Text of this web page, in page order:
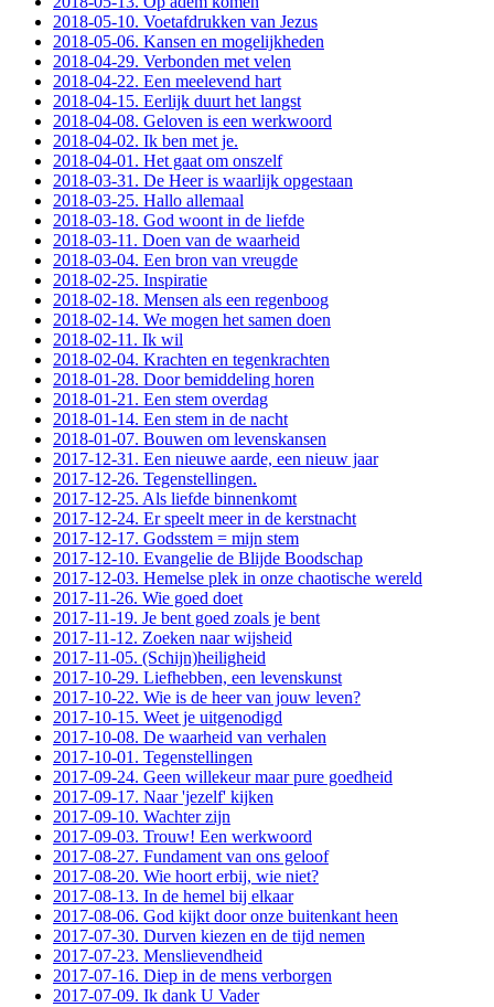
2018-05-10. Voetafdrukken van Jezus
2018-05-06. Kansen en mogelijkheden
2018-04-29. Verbonden met velen
2018-04-22. Een meelevend hart
2018-04-15. Eerlijk duurt het langst
2018-04-08. Geloven is een werkwoord
2018-04-02. Ik ben met je.
2018-04-01. Het gaat om onszelf
2018-03-31. De Heer is waarlijk opgestaan
2018-03-25. Hallo allemaal
2018-03-18. God woont in de liefde
2018-03-11. Doen van de waarheid
2018-03-04. Een bron van vreugde
2018-02-25. Inspiratie
2018-02-18. Mensen als een regenboog
2018-02-14. We mogen het samen doen
2018-02-11. Ik wil
2018-02-04. Krachten en tegenkrachten
2018-01-28. Door bemiddeling horen
2018-01-21. Een stem overdag
2018-01-14. Een stem in de nacht
2018-01-07. Bouwen om levenskansen
2017-12-31. Een nieuwe aarde, een nieuw jaar
2017-12-26. Tegenstellingen.
2017-12-25. Als liefde binnenkomt
2017-12-24. Er speelt meer in de kerstnacht
2017-12-17. Godsstem = mijn stem
2017-12-10. Evangelie de Blijde Boodschap
2017-12-03. Hemelse plek in onze chaotische wereld
2017-11-26. Wie goed doet
2017-11-19. Je bent goed zoals je bent
2017-11-12. Zoeken naar wijsheid
2017-11-05. (Schijn)heiligheid
2017-10-29. Liefhebben, een levenskunst
2017-10-22. Wie is de heer van jouw leven?
2017-10-15. Weet je uitgenodigd
2017-10-08. De waarheid van verhalen
2017-10-01. Tegenstellingen
2017-09-24. Geen willekeur maar pure goedheid
2017-09-17. Naar 'jezelf' kijken
2017-09-10. Wachter zijn
2017-09-03. Trouw! Een werkwoord
2017-08-27. Fundament van ons geloof
2017-08-20. Wie hoort erbij, wie niet?
2017-08-13. In de hemel bij elkaar
2017-08-06. God kijkt door onze buitenkant heen
2017-07-30. Durven kiezen en de tijd nemen
2017-07-23. Menslievendheid
2017-07-16. Diep in de mens verborgen
2017-07-09. Ik dank U Vader